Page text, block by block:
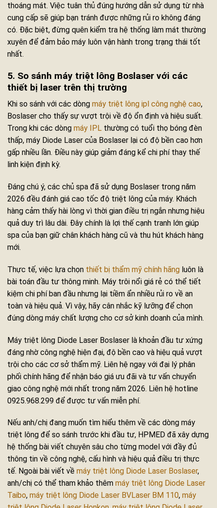
thoáng mát. Việc tuân thủ đúng hướng dẫn sử dụng từ nhà
cung cấp sẽ giúp bạn tránh được những rủi ro không đáng
có. Đặc biệt, đừng quên kiểm tra hệ thống làm mát thường
xuyên để đảm bảo máy luôn vận hành trong trạng thái tốt
nhất.
5. So sánh máy triệt lông Boslaser với các
thiết bị laser trên thị trường
Khi so sánh với các dòng máy triệt lông ipl công nghệ cao,
Boslaser cho thấy sự vượt trội về độ ổn định và hiệu suất.
Trong khi các dòng máy IPL thường có tuổi thọ bóng đèn
thấp, máy Diode Laser của Boslaser lại có độ bền cao hơn
gấp nhiều lần. Điều này giúp giảm đáng kể chi phí thay thế
linh kiện định kỳ.
Đáng chú ý, các chủ spa đã sử dụng Boslaser trong năm
2026 đều đánh giá cao tốc độ triệt lông của máy. Khách
hàng cảm thấy hài lòng vì thời gian điều trị ngắn nhưng hiệu
quả duy trì lâu dài. Đây chính là lợi thế cạnh tranh lớn giúp
spa của bạn giữ chân khách hàng cũ và thu hút khách hàng
mới.
Thực tế, việc lựa chọn thiết bị thẩm mỹ chính hãng luôn là
bài toán đầu tư thông minh. Máy trôi nổi giá rẻ có thể tiết
kiệm chi phí ban đầu nhưng lại tiềm ẩn nhiều rủi ro về an
toàn và hiệu quả. Vì vậy, hãy cân nhắc kỹ lưỡng để chọn
đúng dòng máy chất lượng cho cơ sở kinh doanh của mình.
Máy triệt lông Diode Laser Boslaser là khoản đầu tư xứng
đáng nhờ công nghệ hiện đại, độ bền cao và hiệu quả vượt
trội cho các cơ sở thẩm mỹ. Liên hệ ngay với đại lý phân
phối chính hãng để nhận báo giá ưu đãi và tư vấn chuyển
giao công nghệ mới nhất trong năm 2026. Liên hệ hotline
0925.968.299 để được tư vấn miễn phí.
Nếu anh/chị đang muốn tìm hiểu thêm về các dòng máy
triệt lông để so sánh trước khi đầu tư, HPMED đã xây dựng
hệ thống bài viết chuyên sâu cho từng model với đầy đủ
thông tin về công nghệ, cấu hình và hiệu quả điều trị thực
tế. Ngoài bài viết về máy triệt lông Diode Laser Boslaser,
anh/chị có thể tham khảo thêm máy triệt lông Diode Laser
Taibo, máy triệt lông Diode Laser BVLaser BM 110, máy